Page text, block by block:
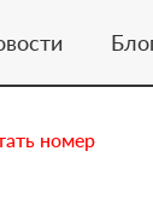
номер